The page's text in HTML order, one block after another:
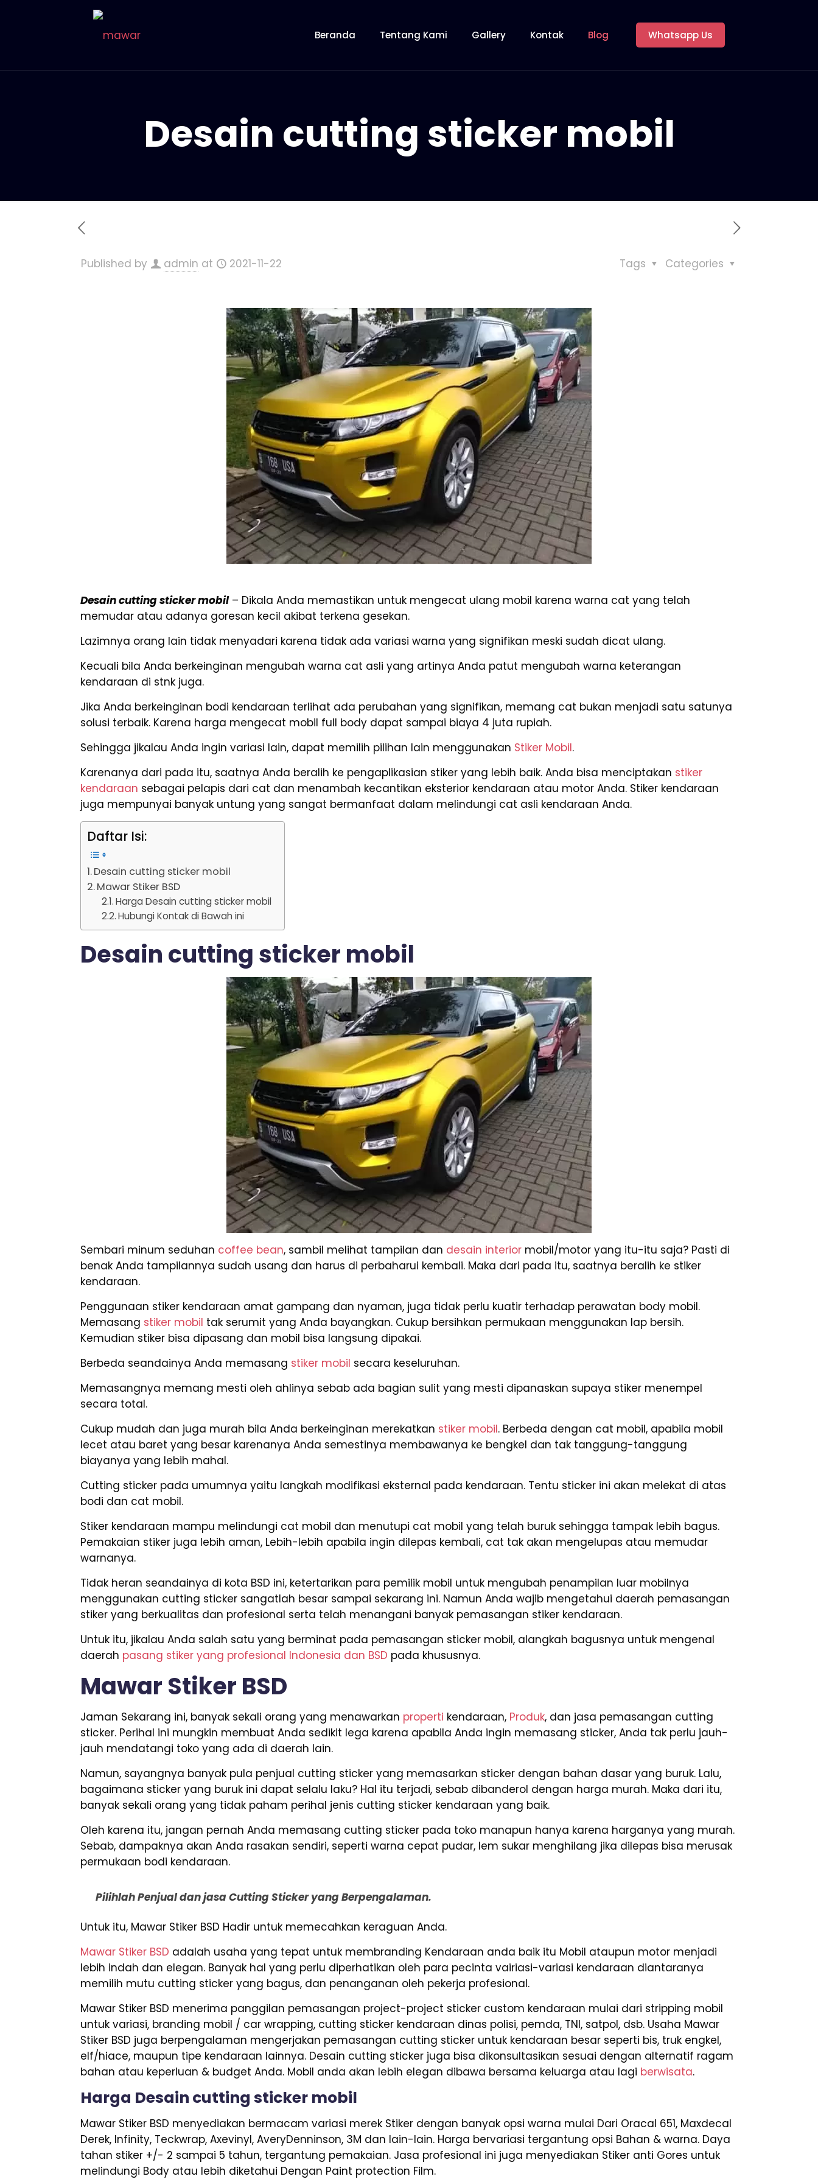
Beranda Tentang Kami Gallery Kontak Blog Whatsapp Us
Desain cutting sticker mobil
Published by admin at 2021-11-22 Categories
Tags
Desain cutting sticker mobil– Dikala Anda memastikan untuk mengecat ulang mobil karena warna cat yang telah
memudar atau adanya goresan kecil akibat terkena gesekan.
Lazimnya orang lain tidak menyadari karena tidak ada variasi warna yang signifikan meski sudah dicat ulang.
Kecuali bila Anda berkeinginan mengubah warna cat asli yang artinya Anda patut mengubah warna keterangan
kendaraan di stnk juga.
Jika Anda berkeinginan bodi kendaraan terlihat ada perubahan yang signifikan, memang cat bukan menjadi satu satunya
solusi terbaik. Karena harga mengecat mobil full body dapat sampai biaya 4 juta rupiah.
Sehingga jikalau Anda ingin variasi lain, dapat memilih pilihan lain menggunakan Stiker Mobil.
Karenanya dari pada itu, saatnya Anda beralih ke pengaplikasian stiker yang lebih baik. Anda bisa menciptakan stiker
kendaraan sebagai pelapis dari cat dan menambah kecantikan eksterior kendaraan atau motor Anda. Stiker kendaraan
juga mempunyai banyak untung yang sangat bermanfaat dalam melindungi cat asli kendaraan Anda.
Daftar Isi:
Desain cutting sticker mobil
Mawar Stiker BSD
Harga Desain cutting sticker mobil
Hubungi Kontak di Bawah ini
Desain cutting sticker mobil
Sembari minum seduhan coffee bean, sambil melihat tampilan dan desain interior mobil/motor yang itu-itu saja? Pasti di
benak Anda tampilannya sudah usang dan harus di perbaharui kembali. Maka dari pada itu, saatnya beralih ke stiker
kendaraan.
Penggunaan stiker kendaraan amat gampang dan nyaman, juga tidak perlu kuatir terhadap perawatan body mobil.
Memasang stiker mobil tak serumit yang Anda bayangkan. Cukup bersihkan permukaan menggunakan lap bersih.
Kemudian stiker bisa dipasang dan mobil bisa langsung dipakai.
Berbeda seandainya Anda memasang stiker mobil secara keseluruhan.
Memasangnya memang mesti oleh ahlinya sebab ada bagian sulit yang mesti dipanaskan supaya stiker menempel
secara total.
Cukup mudah dan juga murah bila Anda berkeinginan merekatkan stiker mobil. Berbeda dengan cat mobil, apabila mobil
lecet atau baret yang besar karenanya Anda semestinya membawanya ke bengkel dan tak tanggung-tanggung
biayanya yang lebih mahal.
Cutting sticker pada umumnya yaitu langkah modifikasi eksternal pada kendaraan. Tentu sticker ini akan melekat di atas
bodi dan cat mobil.
Stiker kendaraan mampu melindungi cat mobil dan menutupi cat mobil yang telah buruk sehingga tampak lebih bagus.
Pemakaian stiker juga lebih aman, Lebih-lebih apabila ingin dilepas kembali, cat tak akan mengelupas atau memudar
warnanya.
Tidak heran seandainya di kota BSD ini, ketertarikan para pemilik mobil untuk mengubah penampilan luar mobilnya
menggunakan cutting sticker sangatlah besar sampai sekarang ini. Namun Anda wajib mengetahui daerah pemasangan
stiker yang berkualitas dan profesional serta telah menangani banyak pemasangan stiker kendaraan.
Untuk itu, jikalau Anda salah satu yang berminat pada pemasangan sticker mobil, alangkah bagusnya untuk mengenal
daerah pasang stiker yang profesional Indonesia dan BSD pada khususnya.
Mawar Stiker BSD
Jaman Sekarang ini, banyak sekali orang yang menawarkan properti kendaraan, Produk, dan jasa pemasangan cutting
sticker. Perihal ini mungkin membuat Anda sedikit lega karena apabila Anda ingin memasang sticker, Anda tak perlu jauh-
jauh mendatangi toko yang ada di daerah lain.
Namun, sayangnya banyak pula penjual cutting sticker yang memasarkan sticker dengan bahan dasar yang buruk. Lalu,
bagaimana sticker yang buruk ini dapat selalu laku? Hal itu terjadi, sebab dibanderol dengan harga murah. Maka dari itu,
banyak sekali orang yang tidak paham perihal jenis cutting sticker kendaraan yang baik.
Oleh karena itu, jangan pernah Anda memasang cutting sticker pada toko manapun hanya karena harganya yang murah.
Sebab, dampaknya akan Anda rasakan sendiri, seperti warna cepat pudar, lem sukar menghilang jika dilepas bisa merusak
permukaan bodi kendaraan.
Pilihlah Penjual dan jasa Cutting Sticker yang Berpengalaman.
Untuk itu, Mawar Stiker BSD Hadir untuk memecahkan keraguan Anda.
Mawar Stiker BSD adalah usaha yang tepat untuk membranding Kendaraan anda baik itu Mobil ataupun motor menjadi
lebih indah dan elegan. Banyak hal yang perlu diperhatikan oleh para pecinta vairiasi-variasi kendaraan diantaranya
memilih mutu cutting sticker yang bagus, dan penanganan oleh pekerja profesional.
Mawar Stiker BSD menerima panggilan pemasangan project-project sticker custom kendaraan mulai dari stripping mobil
untuk variasi, branding mobil / car wrapping, cutting sticker kendaraan dinas polisi, pemda, TNI, satpol, dsb. Usaha Mawar
Stiker BSD juga berpengalaman mengerjakan pemasangan cutting sticker untuk kendaraan besar seperti bis, truk engkel,
elf/hiace, maupun tipe kendaraan lainnya. Desain cutting sticker juga bisa dikonsultasikan sesuai dengan alternatif ragam
bahan atau keperluan & budget Anda. Mobil anda akan lebih elegan dibawa bersama keluarga atau lagi berwisata.
Harga Desain cutting sticker mobil
Mawar Stiker BSD menyediakan bermacam variasi merek Stiker dengan banyak opsi warna mulai Dari Oracal 651, Maxdecal
Derek, Infinity, Teckwrap, Axevinyl, AveryDenninson, 3M dan lain-lain. Harga bervariasi tergantung opsi Bahan & warna. Daya
tahan stiker +/- 2 sampai 5 tahun, tergantung pemakaian. Jasa profesional ini juga menyediakan Stiker anti Gores untuk
melindungi Body atau lebih diketahui Dengan Paint protection Film.